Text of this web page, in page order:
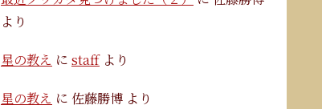
より
星の教え に staffより
星の教え に 佐藤勝博 より